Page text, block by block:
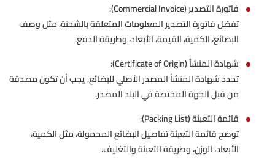
فاتورة التصدير (Commercial Invoice):
تفصّل فاتورة التصدير المعلومات المتعلقة بالشحنة، مثل وصف
البضائع، الكمية، القيمة، الأبعاد، وطريقة الدفع.
شهادة المنشأ (Certificate of Origin):
تحدد شهادة المنشأ المصدر الأصلي للبضائع. يجب أن تكون مصدقة
من قبل الجهة المختصة في البلد المصدر.
قائمة التعبئة (Packing List):
توضح قائمة التعبئة تفاصيل البضائع المحمولة، مثل الكمية،
الأبعاد، الوزن، وطريقة التعبئة والتغليف.